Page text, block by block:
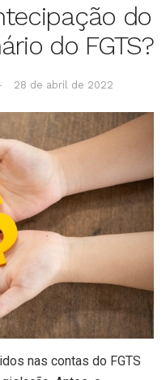
do
do FGTS?
28 de abril de 2022
nas contas do FGTS